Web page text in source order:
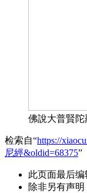
佛說大普賢陀
检索自“https://
尼經&oldid=68375”
此页面最后编
除非另有声